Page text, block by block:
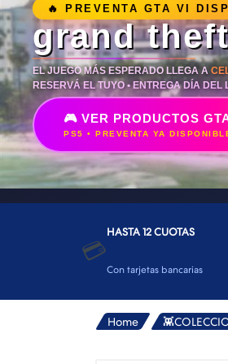
👕INDUMENTARIA🧢
👾COLECCIONABLES🧸
💻MUNDO PC
🔌CABLES Y
🤓MUNDO PC
🫗GEEK HOME🍵
🔥 PREVENTA GTA VI
grand
EL JUEGO MÁS ESPERADO LLEGA A
RESERVÁ EL TUYO • ENTREGA DÍA DEL
🎮 VER PRODUCTOS
PS5 • PREVENTA YA
💳
HASTA 12 CUOTAS
Con tarjetas bancarias
Home